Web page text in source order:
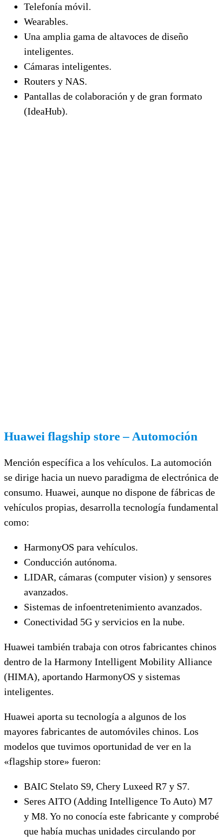
Telefonía móvil.
Wearables.
Una amplia gama de altavoces de diseño
inteligentes.
Cámaras inteligentes.
Routers y NAS.
Pantallas de colaboración y de gran formato
(IdeaHub).
Huawei flagship store – Automoción
Mención específica a los vehículos. La automoción
se dirige hacia un nuevo paradigma de electrónica de
consumo. Huawei, aunque no dispone de fábricas de
vehículos propias, desarrolla tecnología fundamental
como:
HarmonyOS para vehículos.
Conducción autónoma.
LIDAR, cámaras (computer vision) y sensores
avanzados.
Sistemas de infoentretenimiento avanzados.
Conectividad 5G y servicios en la nube.
Huawei también trabaja con otros fabricantes chinos
dentro de la Harmony Intelligent Mobility Alliance
(HIMA), aportando HarmonyOS y sistemas
inteligentes.
Huawei aporta su tecnología a algunos de los
mayores fabricantes de automóviles chinos. Los
modelos que tuvimos oportunidad de ver en la
«flagship store» fueron:
BAIC Stelato S9, Chery Luxeed R7 y S7.
Seres AITO (Adding Intelligence To Auto) M7
y M8. Yo no conocía este fabricante y comprobé
que había muchas unidades circulando por